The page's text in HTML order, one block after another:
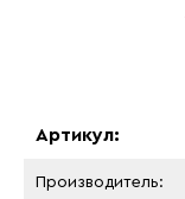
Артикул:
Производитель: